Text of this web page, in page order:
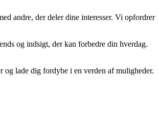
andre, der deler dine interesser. Vi opfordrer
og indsigt, der kan forbedre din hverdag.
lade dig fordybe i en verden af muligheder.